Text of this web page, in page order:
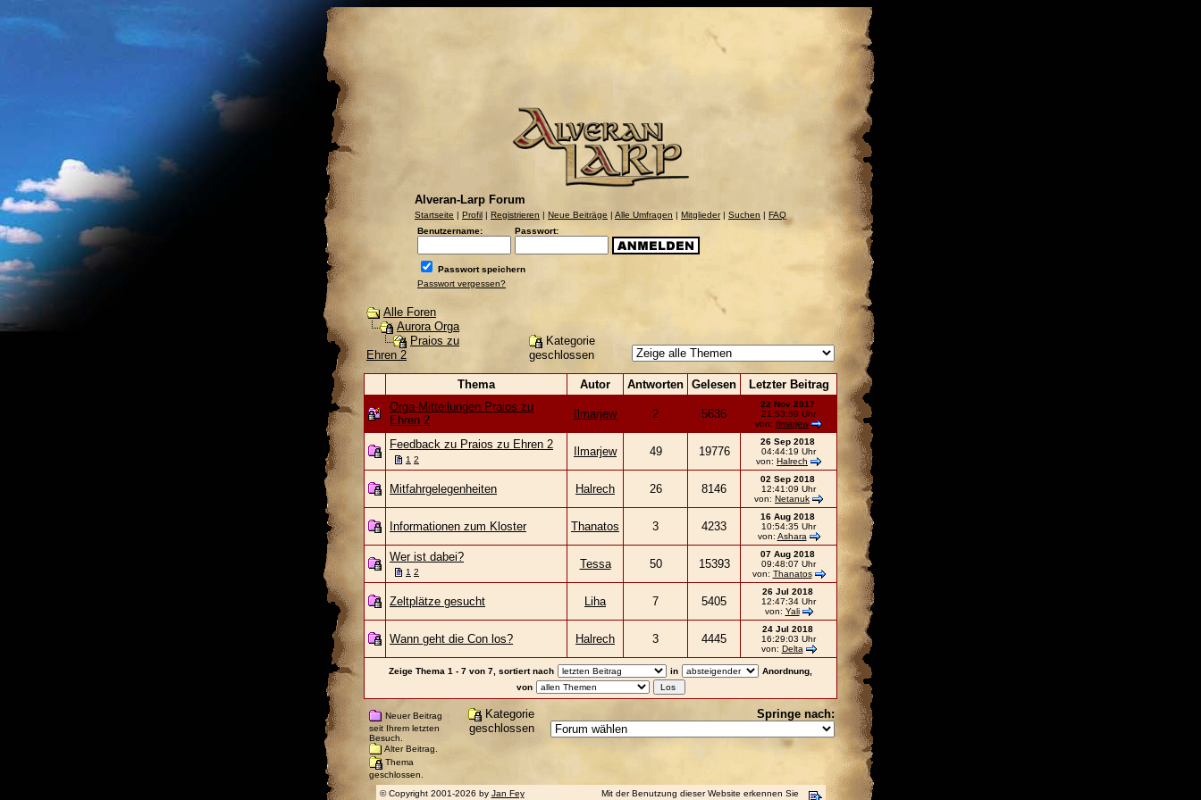
Alveran-Larp Forum
Startseite | Profil | Registrieren | Neue Beiträge | Alle Umfragen | Mitglieder| Suchen | FAQ
Benutzername:
Passwort:
Passwort speichern
Passwort vergessen?
Alle Foren
Aurora Orga
Praios zu
Ehren 2
Kategorie
geschlossen
Thema Autor Antworten Gelesen
Letzter Beitrag
Orga-Mitteilungen Praios zu
Ehren 2
Ilmarjew 2 5636
22 Nov 2017
21:53:59 Uhr
von: Ilmarjew
Feedback zu Praios zu Ehren 2
1 2
Ilmarjew 49 19776
26 Sep 2018
04:44:19 Uhr
von: Halrech
Mitfahrgelegenheiten Halrech 26 8146
02 Sep 2018
12:41:09 Uhr
von: Netanuk
Informationen zum Kloster Thanatos 3 4233
16 Aug 2018
10:54:35 Uhr
von: Ashara
Wer ist dabei?
1 2
Tessa 50 15393
07 Aug 2018
09:48:07 Uhr
von: Thanatos
Zeltplätze gesucht Liha 7 5405
26 Jul 2018
12:47:34 Uhr
von: Yali
Wann geht die Con los? Halrech 3 4445
24 Jul 2018
16:29:03 Uhr
von: Delta
Zeige Thema 1 - 7 von 7, sortiert nach in
Anordnung,
von
Neuer Beitrag
seit Ihrem letzten
Besuch.
Alter Beitrag.
Thema
geschlossen.
Kategorie
geschlossen
Springe nach:
© Copyright 2001-2026 by Jan Fey
Mit der Benutzung dieser Website erkennen Sie